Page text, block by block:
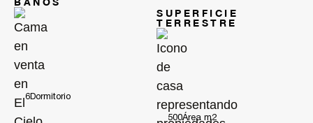
Bienvenido al L'Art de Vivre.
Para conocer más acerca de RBA, síguenos en Instagram:
@rbaresidences
Dormitorio
6
SUPERFICIE
TERRESTRE
Área m2
500